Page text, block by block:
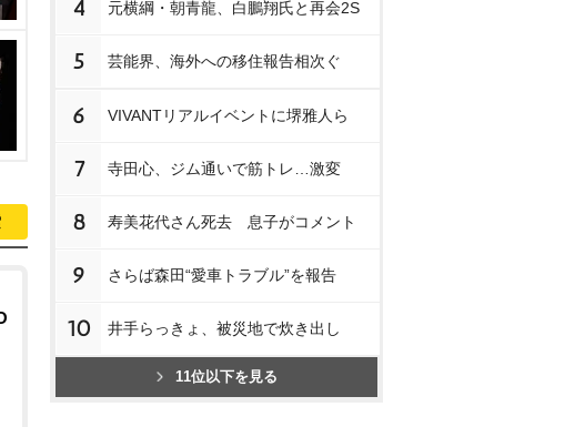
4 元横綱・朝青龍、白鵬翔氏と再会2S
5 芸能界、海外への移住報告相次ぐ
6 VIVANTリアルイベントに堺雅人ら
7 寺田心、ジム通いで筋トレ…激変
8 寿美花代さん死去 息子がコメント
9 さらば森田“愛車トラブル”を報告
10 井手らっきょ、被災地で炊き出し
11位以下を見る